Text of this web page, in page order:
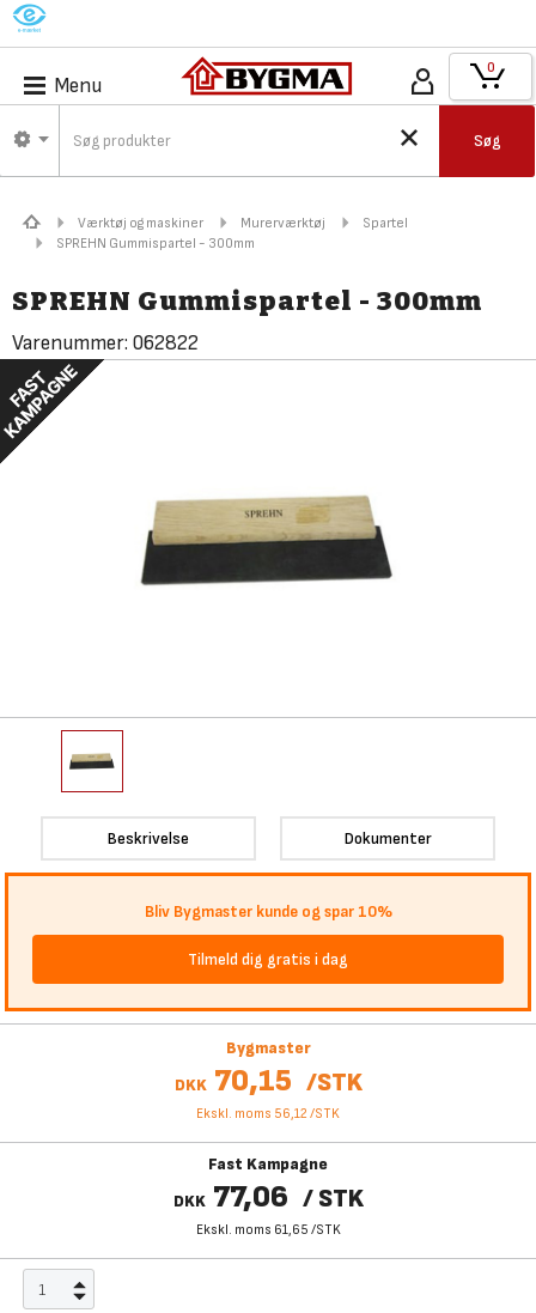
M
Menu
Søg
0
Værktøj og maskiner Murerværktøj
Spartel
SPREHN Gummispartel - 300mm
SPREHN Gummispartel - 300mm
Varenummer: 062822
Beskrivelse Dokumenter
Bliv Bygmaster kunde og spar 10%
Tilmeld dig gratis i dag
Bygmaster
DKK 70,15 /STK
Ekskl. moms 56,12 /STK
Fast Kampagne
DKK 77,06 / STK
Ekskl. moms 61,65 /STK